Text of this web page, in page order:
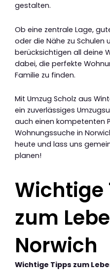
gestalten.
Ob eine zentrale Lage,
oder die Nähe zu Schulen
berücksichtigen all deine
dabei, die perfekte
Familie zu finden.
Mit Umzug Scholz aus
ein zuverlässiges
auch einen kompetenten
Wohnungssuche in
heute und lass uns
planen!
Wichtige
zum
Norwich
Wichtige Tipps zum